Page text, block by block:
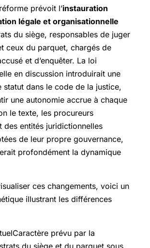
prévoit l’instauration
légale et organisationnelle
du siège, responsables de juger
ceux du parquet, chargés de
et d’enquêter. La loi
en discussion introduirait une
statut dans le code de la justice,
une autonomie accrue à chaque
le texte, les procureurs
des entités juridictionnelles
de leur propre gouvernance,
profondément la dynamique
ces changements, voici un
illustrant les différences
prévu par la